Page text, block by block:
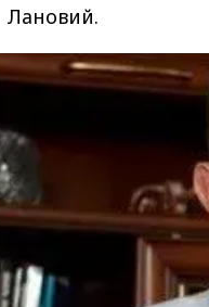
Лановий.